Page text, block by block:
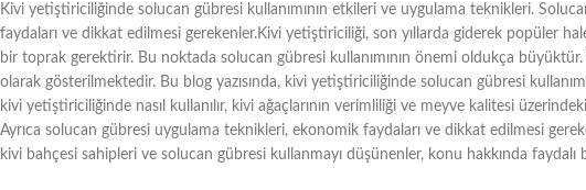
Kivi yetiştiriciliğinde solucan gübresi kullanımının etkileri ve uygulama teknikleri.
faydaları ve dikkat edilmesi gerekenler.Kivi yetiştiriciliği, son yıllarda giderek popüler
bir toprak gerektirir. Bu noktada solucan gübresi kullanımının önemi oldukça
olarak gösterilmektedir. Bu blog yazısında, kivi yetiştiriciliğinde solucan gübresi
kivi yetiştiriciliğinde nasıl kullanılır, kivi ağaçlarının verimliliği ve meyve kalitesi
Ayrıca solucan gübresi uygulama teknikleri, ekonomik faydaları ve dikkat edilmesi
kivi bahçesi sahipleri ve solucan gübresi kullanmayı düşünenler, konu hakkında faydalı